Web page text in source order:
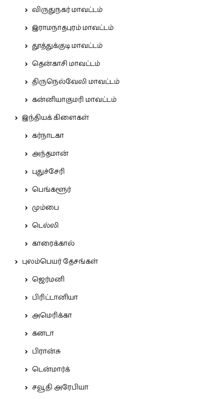
விருதுநகர் மாவட்டம்
இராமநாதபுரம் மாவட்டம்
தூத்துக்குடி மாவட்டம்
தென்காசி மாவட்டம்
திருநெல்வேலி மாவட்டம்
கன்னியாகுமரி மாவட்டம்
இந்தியக் கிளைகள்
கர்நாடகா
அந்தமான்
புதுச்சேரி
பெங்களூர்
மும்பை
டெல்லி
காரைக்கால்
புலம்பெயர் தேசங்கள்
ஜெர்மனி
பிரிட்டானியா
அமெரிக்கா
கனடா
பிரான்சு
டென்மார்க்
சவூதி அரேபியா